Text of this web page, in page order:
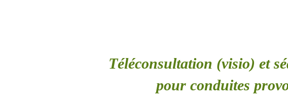
Téléconsultation (visio) et
pour conduites